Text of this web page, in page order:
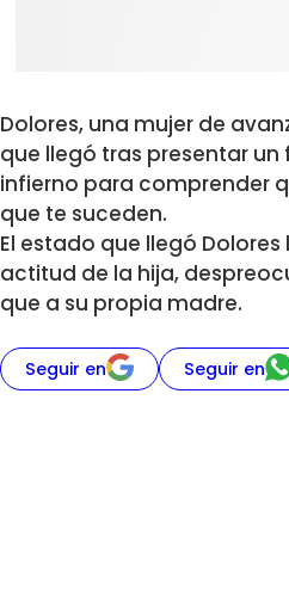
Dolores, una mujer de
que llegó tras presentar
infierno para comprender
que te suceden.
El estado que llegó
actitud de la hija,
que a su propia madre.
Seguir en Seguir en